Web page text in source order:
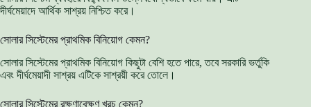
দীর্ঘমেয়াদে আর্থিক সাশ্রয় নিশ্চিত করে।
সোলার সিস্টেমের প্রাথমিক বিনিয়োগ কেমন?
সোলার সিস্টেমের প্রাথমিক বিনিয়োগ কিছুটা বেশি হতে পারে, তবে সরকারি ভর্তুকি
এবং দীর্ঘমেয়াদী সাশ্রয় এটিকে সাশ্রয়ী করে তোলে।
সোলার সিস্টেমের রক্ষণাবেক্ষণ খরচ কেমন?